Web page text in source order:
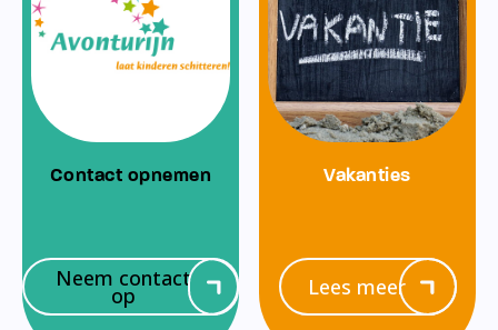
Contact opnemen
Neem contact
op
Vakanties
Lees meer